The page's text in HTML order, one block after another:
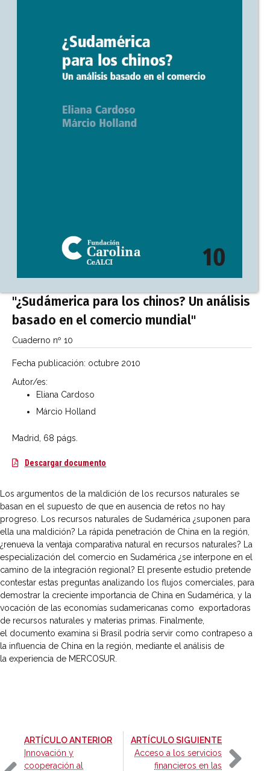
"¿Sudámerica para los chinos? Un análisis
basado en el comercio mundial"
Cuaderno nº 10
Fecha publicación: octubre 2010
Autor/es:
Eliana Cardoso
Márcio Holland
Madrid, 68 págs.
Descargar documento
Los argumentos de la maldición de los recursos naturales se
basan en el supuesto de que en ausencia de retos no hay
progreso. Los recursos naturales de Sudamérica ¿suponen para
ella una maldición? La rápida penetración de China en la región,
¿renueva la ventaja comparativa natural en recursos naturales? La
especialización del comercio en Sudamérica ¿se interpone en el
camino de la integración regional? El presente estudio pretende
contestar estas preguntas analizando los flujos comerciales, para
demostrar la creciente importancia de China en Sudamérica, y la
vocación de las economías sudamericanas como exportadoras
de recursos naturales y materias primas. Finalmente,
el documento examina si Brasil podría servir como contrapeso a
la influencia de China en la región, mediante el análisis de
la experiencia de MERCOSUR.
ARTÍCULO ANTERIOR-
Innovación y
cooperación al
ARTÍCULO SIGUIENTE-
Acceso a los servicios
financieros en las